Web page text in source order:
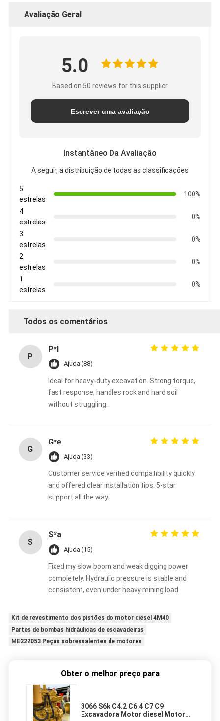
Avaliação Geral
5.0
Based on 50 reviews for this supplier
Escrever uma avaliação
Instantâneo Da Avaliação
A seguir, a distribuição de todas as classificações
5
estrelas
100%
4
estrelas
0%
3
estrelas
0%
2
estrelas
0%
1
estrelas
0%
Todos os comentários
P
P*l
Ajuda (88)
Ideal for heavy-duty excavation. Strong torque,
fast response, handles rock and hard soil
without struggling.
G
G*e
Ajuda (33)
Customer service verified compatibility quickly
and offered clear installation tips. 5-star
support all the way.
S
S*a
Ajuda (15)
Fixed my slow boom and weak digging power
completely. Hydraulic pressure is stable and
consistent, even under heavy mining load.
Kit de revestimento dos pistões do motor diesel 4M40
Partes de bombas hidráulicas de escavadeiras
ME222053 Peças sobressalentes de motores
Obter o melhor preço para
3066 S6k C4.2 C6.4 C7 C9
Excavadora Motor diesel Motor